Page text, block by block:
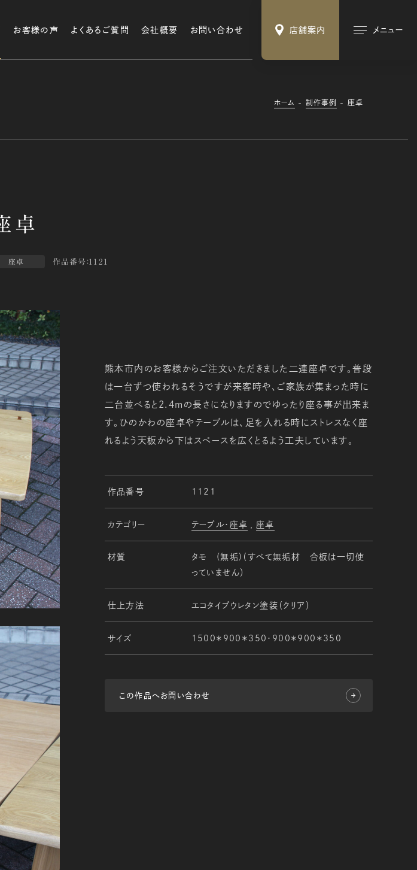
お客様の声 よくあるご質問 会社概要 お問い合わせ 店舗案内 メニュー
ホーム 制作事例 座卓
座卓 作品番号：1121
熊本市内のお客様からご注文いただきました二連座卓です。普段
は一台ずつ使われるそうですが来客時や、ご家族が集まった時に
二台並べると2.4ｍの長さになりますのでゆったり座る事が出来ま
す。ひのかわの座卓やテーブルは、足を入れる時にストレスなく座
れるよう天板から下はスペースを広くとるよう工夫しています。
作品番号 1121
カテゴリー テーブル・座卓 座卓
材質 タモ (無垢)（すべて無垢材 合板は一切使
っていません）
仕上方法 エコタイプウレタン塗装（クリア）
サイズ 1500＊900＊350・900＊900＊350
この作品へお問い合わせ